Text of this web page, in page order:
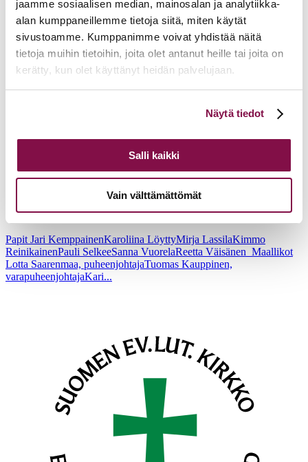
jaamme sosiaalisen median, mainosalan ja analytiikka-
alan kumppaneillemme tietoja siitä, miten käytät
sivustoamme. Kumppanimme voivat yhdistää näitä
tietoja muihin tietoihin, joita olet antanut heille tai joita on
kerätty, kun olet käyttänyt heidän palvelujaan.
linkistä.
Näytä tiedot
Salli kaikki
Vain välttämättömät
hiippakuntavaltuustovaalien tulokset. Hiippakuntavaltuuston
pappisjäsenten vaalissa...
Kirkolliskokous- ja
hiippakuntavaltuustovaalien vahvistettu
tulos Tampereen hiippakunnassa 2024
Vaalilautakunnan pöytäkirja 19.2.2024, laitettu nähtäville 23.2.2024:
hiippakunnan vaalilautakunta vahvisti 19.2. kokouksessaan...
Tampereen hiippakunnan
hiippakuntavaltuuston jäsenet kaudella
1.5.2024-30.4.2028:
Papit Jari KemppainenKaroliina LöyttyMirja LassilaKimmo
ReinikainenPauli SelkeeSanna VuorelaReetta Väisänen Maallikot
Lotta Saarenmaa, puheenjohtajaTuomas Kauppinen,
varapuheenjohtajaKari...